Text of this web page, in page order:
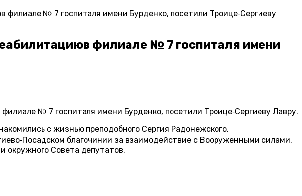
№ 7 госпиталя имени Бурденко, посетили Троице‑Сергиеву
филиале № 7 госпиталя имени
№ 7 госпиталя имени Бурденко, посетили Троице‑Сергиеву Лавру.
с жизнью преподобного Сергия Радонежского.
благочинии за взаимодействие с Вооруженными силами,
окружного Совета депутатов.